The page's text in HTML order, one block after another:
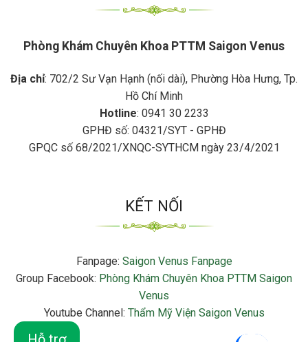
Phòng Khám Chuyên Khoa PTTM Saigon Venus
Địa chỉ: 702/2 Sư Vạn Hạnh (nối dài), Phường Hòa Hưng, Tp.
Hồ Chí Minh
Hotline: 0941 30 2233
GPHĐ số: 04321/SYT - GPHĐ
GPQC số 68/2021/XNQC-SYTHCM ngày 23/4/2021
KẾT NỐI
Fanpage: Saigon Venus Fanpage
Group Facebook: Phòng Khám Chuyên Khoa PTTM Saigon
Venus
Youtube Channel: Thẩm Mỹ Viện Saigon Venus